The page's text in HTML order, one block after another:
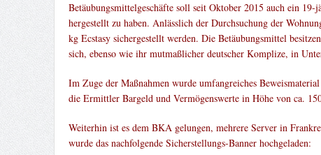
Betäubungsmittelgeschäfte soll seit Oktober 2015 auch ein
hergestellt zu haben. Anlässlich der Durchsuchung der
kg Ecstasy sichergestellt werden. Die Betäubungsmittel
sich, ebenso wie ihr mutmaßlicher deutscher Komplize, in
Im Zuge der Maßnahmen wurde umfangreiches
die Ermittler Bargeld und Vermögenswerte in Höhe von ca.
Weiterhin ist es dem BKA gelungen, mehrere Server in
wurde das nachfolgende Sicherstellungs-Banner hochgeladen: